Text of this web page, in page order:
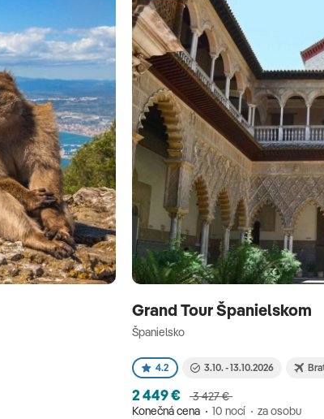
Grand Tour Španielskom
Španielsko
4.2 3.10. - 13.10.2026
2 449 €
3 427 €
Konečná cena
10 nocí za osobu